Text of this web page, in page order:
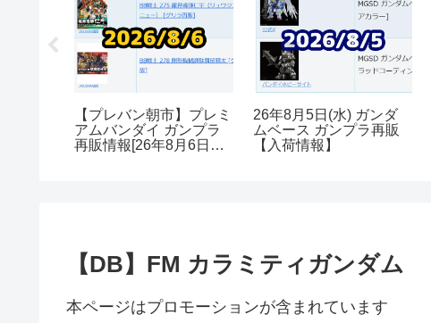
【プレバン朝市】プレミ
アムバンダイ ガンプラ
再販情報[26年8月6日
26年8月5日(水) ガンダ
ムベース ガンプラ再販
【入荷情報】
【DB】FM カラミティガンダム
本ページはプロモーションが含まれています